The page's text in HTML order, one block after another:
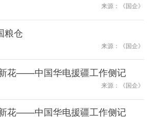
来源：《国企》
粮仓
来源：《国企》
花——中国华电援疆工作侧记
来源：《国企》
花——中国华电援疆工作侧记